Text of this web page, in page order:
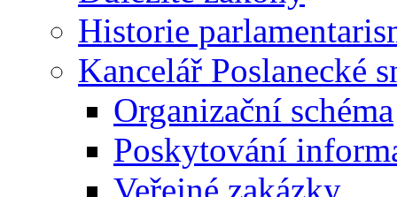
Historie
Kancelář Poslanecké
Organizační schéma
Poskytování
Veřejné zakázky